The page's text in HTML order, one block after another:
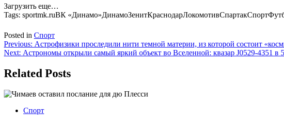
Загрузить еще…
Tags: sportmk.ruВК
Posted in Спорт
Навигация
по
записям
Previous: Астрофизики проследили нити темной материи, из которой состоит
Next: Астрономы открыли самый яркий объект во Вселенной: квазар J0529-4351 в
Related Posts
Спорт